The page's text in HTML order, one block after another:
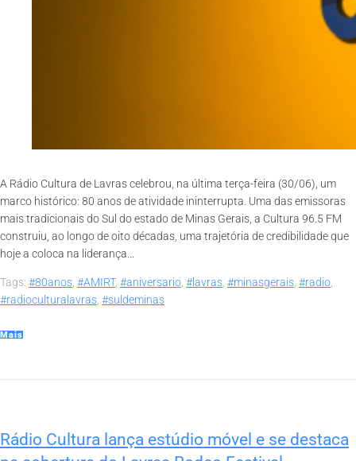
A Rádio Cultura de Lavras celebrou, na última terça-feira (30/06), um
marco histórico: 80 anos de atividade ininterrupta. Uma das emissoras
mais tradicionais do Sul do estado de Minas Gerais, a Cultura 96.5 FM
construiu, ao longo de oito décadas, uma trajetória de credibilidade que
hoje a coloca na liderança...
Tags: #80anos, #AMIRT, #aniversario, #lavras, #minasgerais, #radio,
#radioculturalavras, #suldeminas
Mais
Rádio Cultura lança estúdio móvel e se destaca